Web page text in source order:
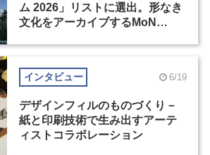
ム 2026」リストに選出。形なき
文化をアーカイブするMoN
インタビュー 6/19
デザインフィルのものづくり－
紙と印刷技術で生み出すアーテ
ィストコラボレーション